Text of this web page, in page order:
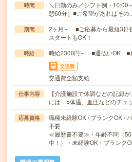
時間
＼日勤のみ／シフト例・10:00
憩60分）■ご希望があればそ
期間
2ヶ月～ ■ご応募から最短3日
スタートもOK！
時給 時給2300円～ ■週払いOK ■
交通費
交通費全額支給
仕事内容
【介護施設で体調などの記録
には…○体温、血圧などのチェ
応募資格
職種未経験OK / ブランクOK /
不要
≪履歴書不要≫・年齢不問（
中！）・未経験OK・ブランク